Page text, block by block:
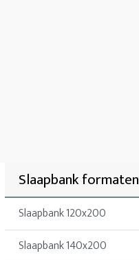
Slaapbank formaten
Slaapbank 120x200
Slaapbank 140x200